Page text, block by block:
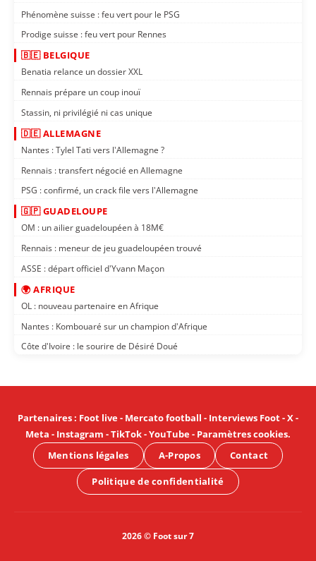
Phénomène suisse : feu vert pour le PSG
Prodige suisse : feu vert pour Rennes
🇧🇪 BELGIQUE
Benatia relance un dossier XXL
Rennais prépare un coup inouï
Stassin, ni privilégié ni cas unique
🇩🇪 ALLEMAGNE
Nantes : Tylel Tati vers l'Allemagne ?
Rennais : transfert négocié en Allemagne
PSG : confirmé, un crack file vers l'Allemagne
🇬🇵 GUADELOUPE
OM : un ailier guadeloupéen à 18M€
Rennais : meneur de jeu guadeloupéen trouvé
ASSE : départ officiel d'Yvann Maçon
🌍 AFRIQUE
OL : nouveau partenaire en Afrique
Nantes : Kombouaré sur un champion d'Afrique
Côte d'Ivoire : le sourire de Désiré Doué
Partenaires: Foot live- Mercato football - Interviews Foot-X-
Meta - Instagram -TikTok-YouTube- Paramètres cookies.
Mentions légales
A-Propos Contact
Politique de confidentialité
2026 © Foot sur 7